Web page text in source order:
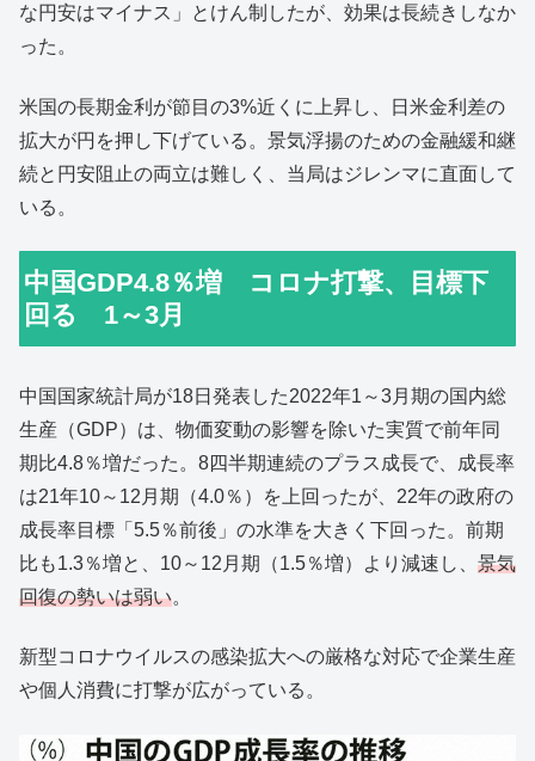
な円安はマイナス」とけん制したが、効果は長続きしなか
った。
米国の長期金利が節目の3%近くに上昇し、日米金利差の
拡大が円を押し下げている。景気浮揚のための金融緩和継
続と円安阻止の両立は難しく、当局はジレンマに直面して
いる。
中国GDP4.8％増 コロナ打撃、目標下
回る 1～3月
中国国家統計局が18日発表した2022年1～3月期の国内総
生産（GDP）は、物価変動の影響を除いた実質で前年同
期比4.8％増だった。8四半期連続のプラス成長で、成長率
は21年10～12月期（4.0％）を上回ったが、22年の政府の
成長率目標「5.5％前後」の水準を大きく下回った。前期
比も1.3％増と、10～12月期（1.5％増）より減速し、 景気
回復の勢いは弱い。
新型コロナウイルスの感染拡大への厳格な対応で企業生産
や個人消費に打撃が広がっている。